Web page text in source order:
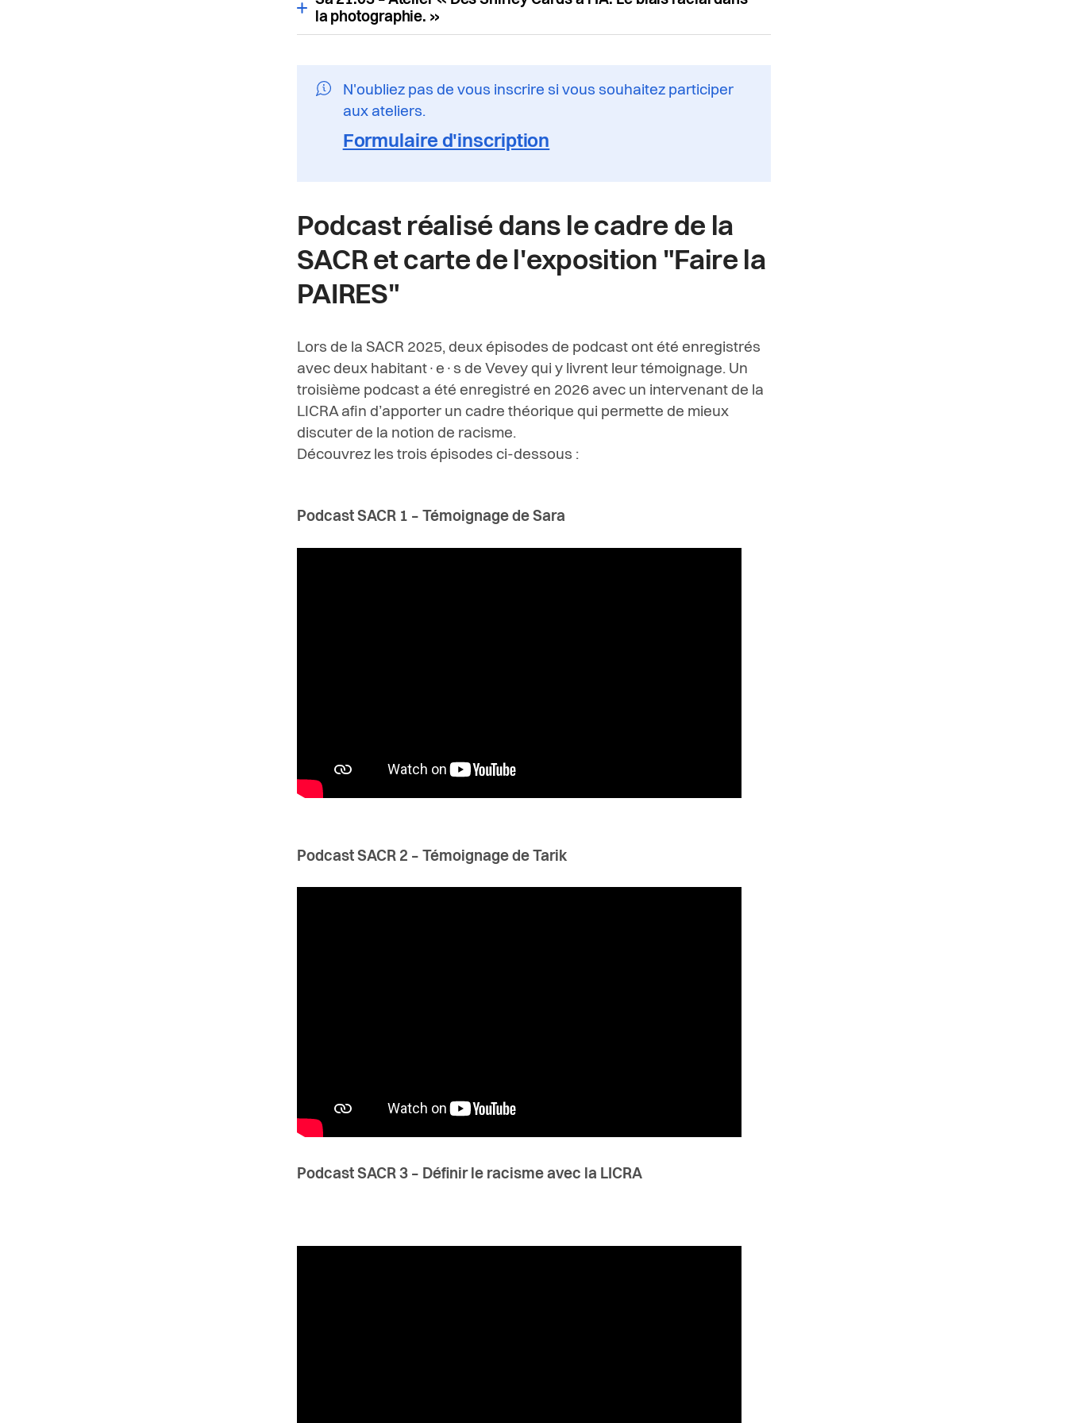
la photographie. »
N'oubliez pas de vous inscrire si vous souhaitez participer
aux ateliers.
Formulaire d'inscription
Podcast réalisé dans le cadre de la
SACR et carte de l'exposition "Faire la
PAIRES"
Lors de la SACR 2025, deux épisodes de podcast ont été enregistrés
avec deux habitant·e·s de Vevey qui y livrent leur témoignage. Un
troisième podcast a été enregistré en 2026 avec un intervenant de la
LICRA afin d’apporter un cadre théorique qui permette de mieux
discuter de la notion de racisme.
Découvrez les trois épisodes ci-dessous :
Podcast SACR 1 – Témoignage de Sara
Podcast SACR 2 – Témoignage de Tarik
Podcast SACR 3 – Définir le racisme avec la LICRA